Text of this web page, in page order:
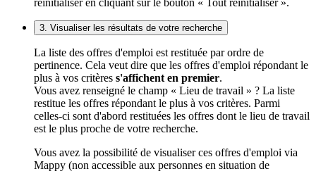
3. Visualiser les résultats de votre recherche
La liste des offres d'emploi est restituée par ordre de
pertinence. Cela veut dire que les offres d'emploi répondant le
plus à vos critères s'affichent en premier.
Vous avez renseigné le champ « Lieu de travail » ? La liste
restitue les offres répondant le plus à vos critères. Parmi
celles-ci sont d'abord restituées les offres dont le lieu de travail
est le plus proche de votre recherche.
Vous avez la possibilité de visualiser ces offres d'emploi via
Mappy (non accessible aux personnes en situation de